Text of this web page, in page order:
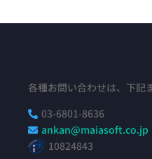
各種お問い合わせは、下記
 03-6801-8636
 ankan@maiasoft.co.jp
10824843